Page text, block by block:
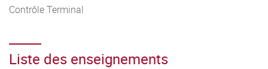
Contrôle Terminal
Liste des enseignements